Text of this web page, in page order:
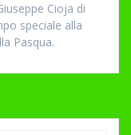
Cioja di
speciale alla
Pasqua.